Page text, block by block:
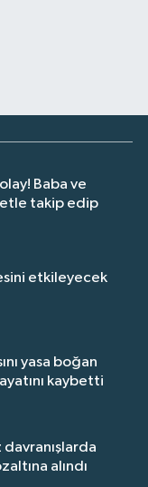
Baba ve
takip edip
etkileyecek
yasa boğan
kaybetti
davranışlarda
alındı